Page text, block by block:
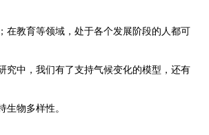
在教育等领域，处于各个发展阶段的人都可
究中，我们有了支持气候变化的模型，还有
生物多样性。